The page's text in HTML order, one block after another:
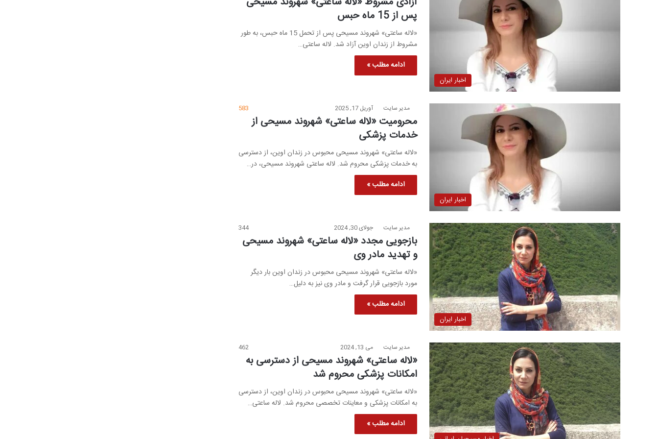
اخبار ایران
پس از 15 ماه حبس
«لاله ساعتی» شهروند مسیحی پس از تحمل 15 ماه حبس، به طور
مشروط از زندان اوین آزاد شد. لاله ساعتی…
ادامه مطلب »
اخبار ایران
مدیر سایت آوریل 17, 2025 583
محرومیت «لاله ساعتی» شهروند مسیحی از
خدمات پزشکی
«لاله ساعتی» شهروند مسیحی محبوس در زندان اوین، از دسترسی
به خدمات پزشکی محروم شد. لاله ساعتی شهروند مسیحی، در…
ادامه مطلب »
اخبار ایران
مدیر سایت جولای 30, 2024 344
بازجویی مجدد «لاله ساعتی» شهروند مسیحی
و تهدید مادر وی
«لاله ساعتی» شهروند مسیحی محبوس در زندان اوین بار دیگر
مورد بازجویی قرار گرفت و مادر وی نیز به دلیل…
ادامه مطلب »
مدیر سایت می 13, 2024 462
«لاله ساعتی» شهروند مسیحی از دسترسی به
امکانات پزشکی محروم شد
«لاله ساعتی» شهروند مسیحی محبوس در زندان اوین، از دسترسی
به امکانات پزشکی و معاینات تخصصی محروم شد. لاله ساعتی…
ادامه مطلب »